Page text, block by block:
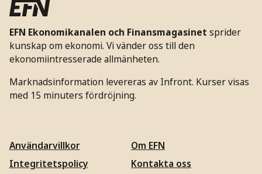
EFN Ekonomikanalen och Finansmagasinet sprider
kunskap om ekonomi. Vi vänder oss till den
ekonomiintresserade allmänheten.
Marknadsinformation levereras av Infront. Kurser visas
med 15 minuters fördröjning.
Användarvillkor
Integritetspolicy
Om EFN
Kontakta oss